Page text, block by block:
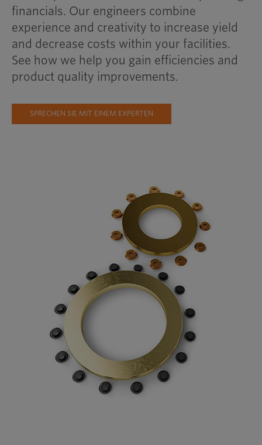
financials. Our engineers combine
experience and creativity to increase yield
and decrease costs within your facilities.
See how we help you gain efficiencies and
product quality improvements.
SPRECHEN SIE MIT EINEM EXPERTEN